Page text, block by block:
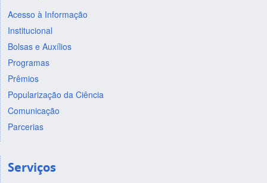
Acesso à Informação
Institucional
Bolsas e Auxílios
Programas
Prêmios
Popularização da Ciência
Comunicação
Parcerias
Serviços